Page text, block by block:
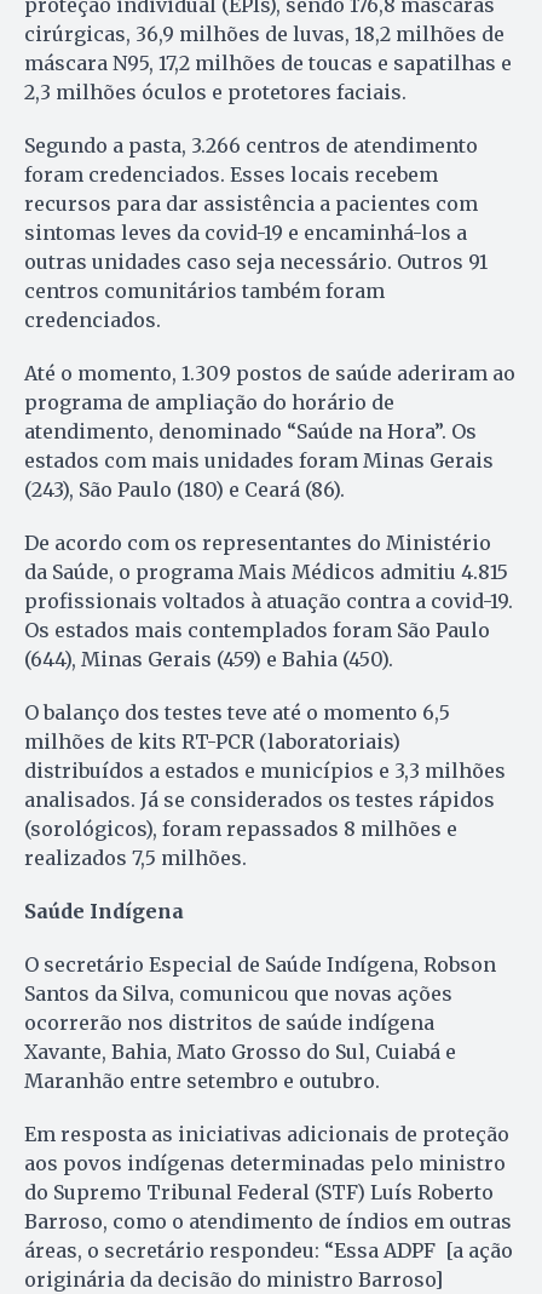
cirúrgicas, 36,9 milhões de luvas, 18,2 milhões de
máscara N95, 17,2 milhões de toucas e sapatilhas e
2,3 milhões óculos e protetores faciais.
Segundo a pasta, 3.266 centros de atendimento
foram credenciados. Esses locais recebem
recursos para dar assistência a pacientes com
sintomas leves da covid-19 e encaminhá-los a
outras unidades caso seja necessário. Outros 91
centros comunitários também foram
credenciados.
Até o momento, 1.309 postos de saúde aderiram ao
programa de ampliação do horário de
atendimento, denominado “Saúde na Hora”. Os
estados com mais unidades foram Minas Gerais
(243), São Paulo (180) e Ceará (86).
De acordo com os representantes do Ministério
da Saúde, o programa Mais Médicos admitiu 4.815
profissionais voltados à atuação contra a covid-19.
Os estados mais contemplados foram São Paulo
(644), Minas Gerais (459) e Bahia (450).
O balanço dos testes teve até o momento 6,5
milhões de kits RT-PCR (laboratoriais)
distribuídos a estados e municípios e 3,3 milhões
analisados. Já se considerados os testes rápidos
(sorológicos), foram repassados 8 milhões e
realizados 7,5 milhões.
Saúde Indígena
O secretário Especial de Saúde Indígena, Robson
Santos da Silva, comunicou que novas ações
ocorrerão nos distritos de saúde indígena
Xavante, Bahia, Mato Grosso do Sul, Cuiabá e
Maranhão entre setembro e outubro.
Em resposta as iniciativas adicionais de proteção
aos povos indígenas determinadas pelo ministro
do Supremo Tribunal Federal (STF) Luís Roberto
Barroso, como o atendimento de índios em outras
áreas, o secretário respondeu: “Essa ADPF [a ação
originária da decisão do ministro Barroso]